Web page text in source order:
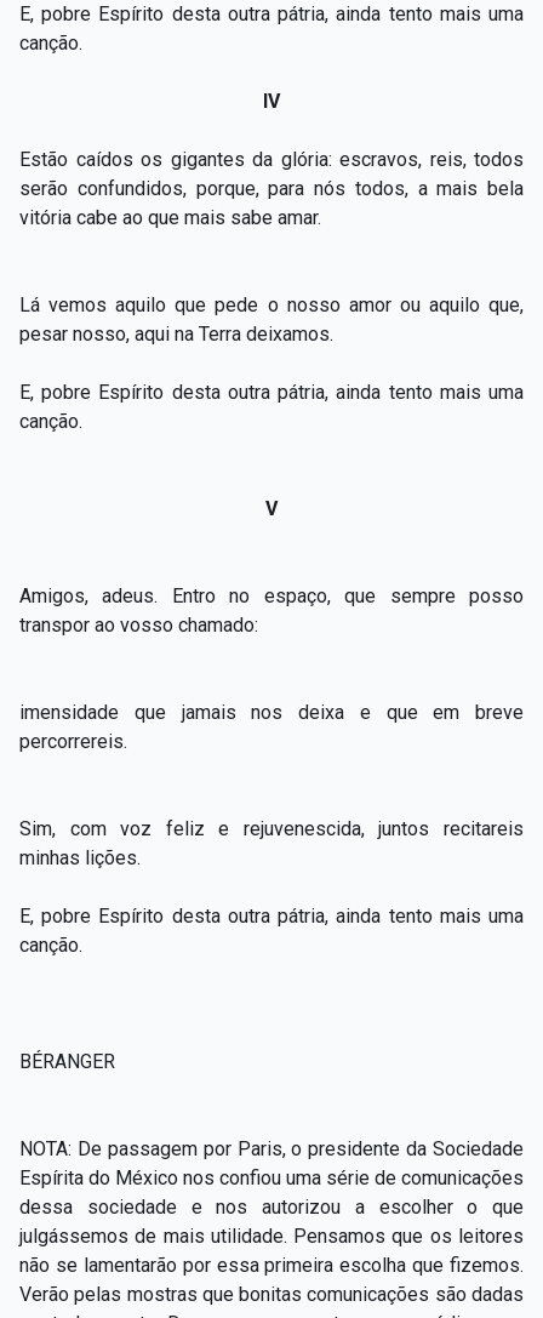
E, pobre Espírito desta outra pátria, ainda tento mais uma
canção.
IV
Estão caídos os gigantes da glória: escravos, reis, todos
serão confundidos, porque, para nós todos, a mais bela
vitória cabe ao que mais sabe amar.
Lá vemos aquilo que pede o nosso amor ou aquilo que,
pesar nosso, aqui na Terra deixamos.
E, pobre Espírito desta outra pátria, ainda tento mais uma
canção.
V
Amigos, adeus. Entro no espaço, que sempre posso
transpor ao vosso chamado:
imensidade que jamais nos deixa e que em breve
percorrereis.
Sim, com voz feliz e rejuvenescida, juntos recitareis
minhas lições.
E, pobre Espírito desta outra pátria, ainda tento mais uma
canção.
BÉRANGER
NOTA: De passagem por Paris, o presidente da Sociedade
Espírita do México nos confiou uma série de comunicações
dessa sociedade e nos autorizou a escolher o que
julgássemos de mais utilidade. Pensamos que os leitores
não se lamentarão por essa primeira escolha que fizemos.
Verão pelas mostras que bonitas comunicações são dadas